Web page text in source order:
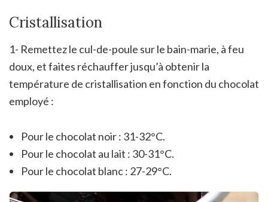
Cristallisation
1- Remettez le cul-de-poule sur le bain-marie, à feu
doux, et faites réchauffer jusqu’à obtenir la
température de cristallisation en fonction du chocolat
employé :
Pour le chocolat noir : 31-32°C.
Pour le chocolat au lait : 30-31°C.
Pour le chocolat blanc : 27-29°C.